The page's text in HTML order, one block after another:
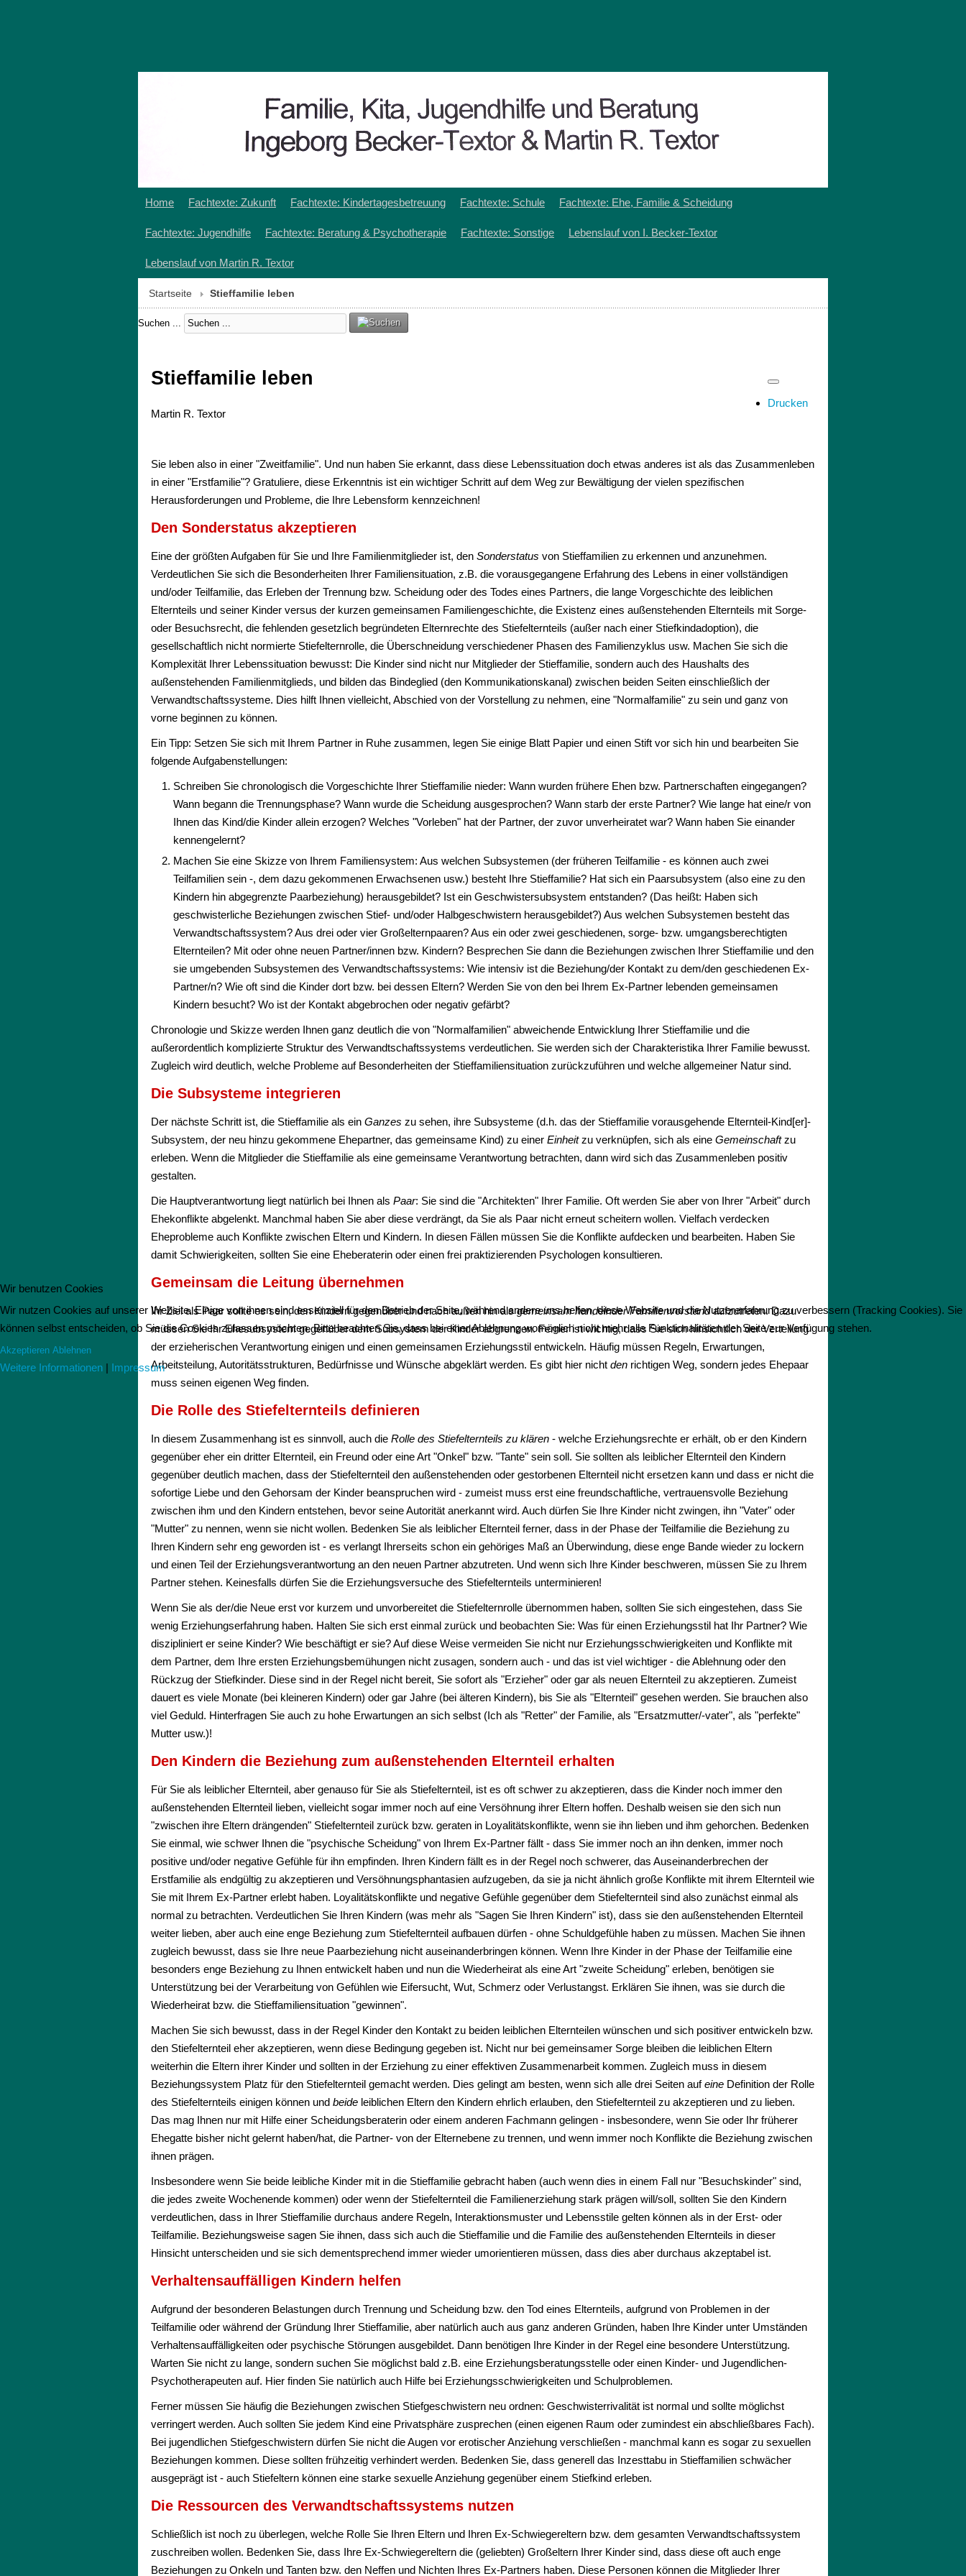
Home Fachtexte: Zukunft Fachtexte: Kindertagesbetreuung Fachtexte: Schule Fachtexte: Ehe, Familie & Scheidung
Fachtexte: Jugendhilfe Fachtexte: Beratung & Psychotherapie Fachtexte: Sonstige Lebenslauf von I. Becker-Textor
Lebenslauf von Martin R. Textor
Startseite Stieffamilie leben
Suchen ...
Drucken
Stieffamilie leben
Martin R. Textor
Sie leben also in einer "Zweitfamilie". Und nun haben Sie erkannt, dass diese Lebenssituation doch etwas anderes ist als das Zusammenleben
in einer "Erstfamilie"? Gratuliere, diese Erkenntnis ist ein wichtiger Schritt auf dem Weg zur Bewältigung der vielen spezifischen
Herausforderungen und Probleme, die Ihre Lebensform kennzeichnen!
Den Sonderstatus akzeptieren
Eine der größten Aufgaben für Sie und Ihre Familienmitglieder ist, denSonderstatus von Stieffamilien zu erkennen und anzunehmen.
Verdeutlichen Sie sich die Besonderheiten Ihrer Familiensituation, z.B. die vorausgegangene Erfahrung des Lebens in einer vollständigen
und/oder Teilfamilie, das Erleben der Trennung bzw. Scheidung oder des Todes eines Partners, die lange Vorgeschichte des leiblichen
Elternteils und seiner Kinder versus der kurzen gemeinsamen Familiengeschichte, die Existenz eines außenstehenden Elternteils mit Sorge-
oder Besuchsrecht, die fehlenden gesetzlich begründeten Elternrechte des Stiefelternteils (außer nach einer Stiefkindadoption), die
gesellschaftlich nicht normierte Stiefelternrolle, die Überschneidung verschiedener Phasen des Familienzyklus usw. Machen Sie sich die
Komplexität Ihrer Lebenssituation bewusst: Die Kinder sind nicht nur Mitglieder der Stieffamilie, sondern auch des Haushalts des
außenstehenden Familienmitglieds, und bilden das Bindeglied (den Kommunikationskanal) zwischen beiden Seiten einschließlich der
Verwandtschaftssysteme. Dies hilft Ihnen vielleicht, Abschied von der Vorstellung zu nehmen, eine "Normalfamilie" zu sein und ganz von
vorne beginnen zu können.
Ein Tipp: Setzen Sie sich mit Ihrem Partner in Ruhe zusammen, legen Sie einige Blatt Papier und einen Stift vor sich hin und bearbeiten Sie
folgende Aufgabenstellungen:
Schreiben Sie chronologisch die Vorgeschichte Ihrer Stieffamilie nieder: Wann wurden frühere Ehen bzw. Partnerschaften eingegangen?
Wann begann die Trennungsphase? Wann wurde die Scheidung ausgesprochen? Wann starb der erste Partner? Wie lange hat eine/r von
Ihnen das Kind/die Kinder allein erzogen? Welches "Vorleben" hat der Partner, der zuvor unverheiratet war? Wann haben Sie einander
kennengelernt?
Machen Sie eine Skizze von Ihrem Familiensystem: Aus welchen Subsystemen (der früheren Teilfamilie - es können auch zwei
Teilfamilien sein -, dem dazu gekommenen Erwachsenen usw.) besteht Ihre Stieffamilie? Hat sich ein Paarsubsystem (also eine zu den
Kindern hin abgegrenzte Paarbeziehung) herausgebildet? Ist ein Geschwistersubsystem entstanden? (Das heißt: Haben sich
geschwisterliche Beziehungen zwischen Stief- und/oder Halbgeschwistern herausgebildet?) Aus welchen Subsystemen besteht das
Verwandtschaftssystem? Aus drei oder vier Großelternpaaren? Aus ein oder zwei geschiedenen, sorge- bzw. umgangsberechtigten
Elternteilen? Mit oder ohne neuen Partner/innen bzw. Kindern? Besprechen Sie dann die Beziehungen zwischen Ihrer Stieffamilie und den
sie umgebenden Subsystemen des Verwandtschaftssystems: Wie intensiv ist die Beziehung/der Kontakt zu dem/den geschiedenen Ex-
Partner/n? Wie oft sind die Kinder dort bzw. bei dessen Eltern? Werden Sie von den bei Ihrem Ex-Partner lebenden gemeinsamen
Kindern besucht? Wo ist der Kontakt abgebrochen oder negativ gefärbt?
Chronologie und Skizze werden Ihnen ganz deutlich die von "Normalfamilien" abweichende Entwicklung Ihrer Stieffamilie und die
außerordentlich komplizierte Struktur des Verwandtschaftssystems verdeutlichen. Sie werden sich der Charakteristika Ihrer Familie bewusst.
Zugleich wird deutlich, welche Probleme auf Besonderheiten der Stieffamiliensituation zurückzuführen und welche allgemeiner Natur sind.
Die Subsysteme integrieren
Der nächste Schritt ist, die Stieffamilie als einGanzes zu sehen, ihre Subsysteme (d.h. das der Stieffamilie vorausgehende Elternteil-Kind[er]-
Subsystem, der neu hinzu gekommene Ehepartner, das gemeinsame Kind) zu einerEinheitzu verknüpfen, sich als eineGemeinschaftzu
erleben. Wenn die Mitglieder die Stieffamilie als eine gemeinsame Verantwortung betrachten, dann wird sich das Zusammenleben positiv
gestalten.
Die Hauptverantwortung liegt natürlich bei Ihnen alsPaar: Sie sind die "Architekten" Ihrer Familie. Oft werden Sie aber von Ihrer "Arbeit" durch
Ehekonflikte abgelenkt. Manchmal haben Sie aber diese verdrängt, da Sie als Paar nicht erneut scheitern wollen. Vielfach verdecken
Eheprobleme auch Konflikte zwischen Eltern und Kindern. In diesen Fällen müssen Sie die Konflikte aufdecken und bearbeiten. Haben Sie
damit Schwierigkeiten, sollten Sie eine Eheberaterin oder einen frei praktizierenden Psychologen konsultieren.
Gemeinsam die Leitung übernehmen
Ihr Ziel als Paar sollte es sein, den Kindern gegenüber und nach außen hin alsgemeinsam handelnder Familienvorstandaufzutreten. Dazu
müssen Sie Ihr Ehesubsystem gegenüber dem Subsystem der Kinder abgrenzen. Ferner ist wichtig, dass Sie sich hinsichtlich der Verteilung
der erzieherischen Verantwortung einigen und einen gemeinsamen Erziehungsstil entwickeln. Häufig müssen Regeln, Erwartungen,
Arbeitsteilung, Autoritätsstrukturen, Bedürfnisse und Wünsche abgeklärt werden. Es gibt hier nichtden richtigen Weg, sondern jedes Ehepaar
muss seinen eigenen Weg finden.
Die Rolle des Stiefelternteils definieren
In diesem Zusammenhang ist es sinnvoll, auch dieRolle des Stiefelternteils zu klären - welche Erziehungsrechte er erhält, ob er den Kindern
gegenüber eher ein dritter Elternteil, ein Freund oder eine Art "Onkel" bzw. "Tante" sein soll. Sie sollten als leiblicher Elternteil den Kindern
gegenüber deutlich machen, dass der Stiefelternteil den außenstehenden oder gestorbenen Elternteil nicht ersetzen kann und dass er nicht die
sofortige Liebe und den Gehorsam der Kinder beanspruchen wird - zumeist muss erst eine freundschaftliche, vertrauensvolle Beziehung
zwischen ihm und den Kindern entstehen, bevor seine Autorität anerkannt wird. Auch dürfen Sie Ihre Kinder nicht zwingen, ihn "Vater" oder
"Mutter" zu nennen, wenn sie nicht wollen. Bedenken Sie als leiblicher Elternteil ferner, dass in der Phase der Teilfamilie die Beziehung zu
Ihren Kindern sehr eng geworden ist - es verlangt Ihrerseits schon ein gehöriges Maß an Überwindung, diese enge Bande wieder zu lockern
und einen Teil der Erziehungsverantwortung an den neuen Partner abzutreten. Und wenn sich Ihre Kinder beschweren, müssen Sie zu Ihrem
Partner stehen. Keinesfalls dürfen Sie die Erziehungsversuche des Stiefelternteils unterminieren!
Wenn Sie als der/die Neue erst vor kurzem und unvorbereitet die Stiefelternrolle übernommen haben, sollten Sie sich eingestehen, dass Sie
wenig Erziehungserfahrung haben. Halten Sie sich erst einmal zurück und beobachten Sie: Was für einen Erziehungsstil hat Ihr Partner? Wie
diszipliniert er seine Kinder? Wie beschäftigt er sie? Auf diese Weise vermeiden Sie nicht nur Erziehungsschwierigkeiten und Konflikte mit
dem Partner, dem Ihre ersten Erziehungsbemühungen nicht zusagen, sondern auch - und das ist viel wichtiger - die Ablehnung oder den
Rückzug der Stiefkinder. Diese sind in der Regel nicht bereit, Sie sofort als "Erzieher" oder gar als neuen Elternteil zu akzeptieren. Zumeist
dauert es viele Monate (bei kleineren Kindern) oder gar Jahre (bei älteren Kindern), bis Sie als "Elternteil" gesehen werden. Sie brauchen also
viel Geduld. Hinterfragen Sie auch zu hohe Erwartungen an sich selbst (Ich als "Retter" der Familie, als "Ersatzmutter/-vater", als "perfekte"
Mutter usw.)!
Den Kindern die Beziehung zum außenstehenden Elternteil erhalten
Für Sie als leiblicher Elternteil, aber genauso für Sie als Stiefelternteil, ist es oft schwer zu akzeptieren, dass die Kinder noch immer den
außenstehenden Elternteil lieben, vielleicht sogar immer noch auf eine Versöhnung ihrer Eltern hoffen. Deshalb weisen sie den sich nun
"zwischen ihre Eltern drängenden" Stiefelternteil zurück bzw. geraten in Loyalitätskonflikte, wenn sie ihn lieben und ihm gehorchen. Bedenken
Sie einmal, wie schwer Ihnen die "psychische Scheidung" von Ihrem Ex-Partner fällt - dass Sie immer noch an ihn denken, immer noch
positive und/oder negative Gefühle für ihn empfinden. Ihren Kindern fällt es in der Regel noch schwerer, das Auseinanderbrechen der
Erstfamilie als endgültig zu akzeptieren und Versöhnungsphantasien aufzugeben, da sie ja nicht ähnlich große Konflikte mit ihrem Elternteil wie
Sie mit Ihrem Ex-Partner erlebt haben. Loyalitätskonflikte und negative Gefühle gegenüber dem Stiefelternteil sind also zunächst einmal als
normal zu betrachten. Verdeutlichen Sie Ihren Kindern (was mehr als "Sagen Sie Ihren Kindern" ist), dass sie den außenstehenden Elternteil
weiter lieben, aber auch eine enge Beziehung zum Stiefelternteil aufbauen dürfen - ohne Schuldgefühle haben zu müssen. Machen Sie ihnen
zugleich bewusst, dass sie Ihre neue Paarbeziehung nicht auseinanderbringen können. Wenn Ihre Kinder in der Phase der Teilfamilie eine
besonders enge Beziehung zu Ihnen entwickelt haben und nun die Wiederheirat als eine Art "zweite Scheidung" erleben, benötigen sie
Unterstützung bei der Verarbeitung von Gefühlen wie Eifersucht, Wut, Schmerz oder Verlustangst. Erklären Sie ihnen, was sie durch die
Wiederheirat bzw. die Stieffamiliensituation "gewinnen".
Machen Sie sich bewusst, dass in der Regel Kinder den Kontakt zu beiden leiblichen Elternteilen wünschen und sich positiver entwickeln bzw.
den Stiefelternteil eher akzeptieren, wenn diese Bedingung gegeben ist. Nicht nur bei gemeinsamer Sorge bleiben die leiblichen Eltern
weiterhin die Eltern ihrer Kinder und sollten in der Erziehung zu einer effektiven Zusammenarbeit kommen. Zugleich muss in diesem
Beziehungssystem Platz für den Stiefelternteil gemacht werden. Dies gelingt am besten, wenn sich alle drei Seiten aufeine Definition der Rolle
des Stiefelternteils einigen können undbeide leiblichen Eltern den Kindern ehrlich erlauben, den Stiefelternteil zu akzeptieren und zu lieben.
Das mag Ihnen nur mit Hilfe einer Scheidungsberaterin oder einem anderen Fachmann gelingen - insbesondere, wenn Sie oder Ihr früherer
Ehegatte bisher nicht gelernt haben/hat, die Partner- von der Elternebene zu trennen, und wenn immer noch Konflikte die Beziehung zwischen
ihnen prägen.
Insbesondere wenn Sie beide leibliche Kinder mit in die Stieffamilie gebracht haben (auch wenn dies in einem Fall nur "Besuchskinder" sind,
die jedes zweite Wochenende kommen) oder wenn der Stiefelternteil die Familienerziehung stark prägen will/soll, sollten Sie den Kindern
verdeutlichen, dass in Ihrer Stieffamilie durchaus andere Regeln, Interaktionsmuster und Lebensstile gelten können als in der Erst- oder
Teilfamilie. Beziehungsweise sagen Sie ihnen, dass sich auch die Stieffamilie und die Familie des außenstehenden Elternteils in dieser
Hinsicht unterscheiden und sie sich dementsprechend immer wieder umorientieren müssen, dass dies aber durchaus akzeptabel ist.
Verhaltensauffälligen Kindern helfen
Aufgrund der besonderen Belastungen durch Trennung und Scheidung bzw. den Tod eines Elternteils, aufgrund von Problemen in der
Teilfamilie oder während der Gründung Ihrer Stieffamilie, aber natürlich auch aus ganz anderen Gründen, haben Ihre Kinder unter Umständen
Verhaltensauffälligkeiten oder psychische Störungen ausgebildet. Dann benötigen Ihre Kinder in der Regel eine besondere Unterstützung.
Warten Sie nicht zu lange, sondern suchen Sie möglichst bald z.B. eine Erziehungsberatungsstelle oder einen Kinder- und Jugendlichen-
Psychotherapeuten auf. Hier finden Sie natürlich auch Hilfe bei Erziehungsschwierigkeiten und Schulproblemen.
Ferner müssen Sie häufig die Beziehungen zwischen Stiefgeschwistern neu ordnen: Geschwisterrivalität ist normal und sollte möglichst
verringert werden. Auch sollten Sie jedem Kind eine Privatsphäre zusprechen (einen eigenen Raum oder zumindest ein abschließbares Fach).
Bei jugendlichen Stiefgeschwistern dürfen Sie nicht die Augen vor erotischer Anziehung verschließen - manchmal kann es sogar zu sexuellen
Beziehungen kommen. Diese sollten frühzeitig verhindert werden. Bedenken Sie, dass generell das Inzesttabu in Stieffamilien schwächer
ausgeprägt ist - auch Stiefeltern können eine starke sexuelle Anziehung gegenüber einem Stiefkind erleben.
Die Ressourcen des Verwandtschaftssystems nutzen
Schließlich ist noch zu überlegen, welche Rolle Sie Ihren Eltern und Ihren Ex-Schwiegereltern bzw. dem gesamten Verwandtschaftssystem
zuschreiben wollen. Bedenken Sie, dass Ihre Ex-Schwiegereltern die (geliebten) Großeltern Ihrer Kinder sind, dass diese oft auch enge
Beziehungen zu Onkeln und Tanten bzw. den Neffen und Nichten Ihres Ex-Partners haben. Diese Personen können die Mitglieder Ihrer
Wir benutzen Cookies
Wir nutzen Cookies auf unserer Website. Einige von ihnen sind essenziell für den Betrieb der Seite, während andere uns helfen, diese Website und die Nutzererfahrung zu verbessern (Tracking Cookies). Sie
können selbst entscheiden, ob Sie die Cookies zulassen möchten. Bitte beachten Sie, dass bei einer Ablehnung womöglich nicht mehr alle Funktionalitäten der Seite zur Verfügung stehen.
Akzeptieren Ablehnen
Weitere Informationen | Impressum